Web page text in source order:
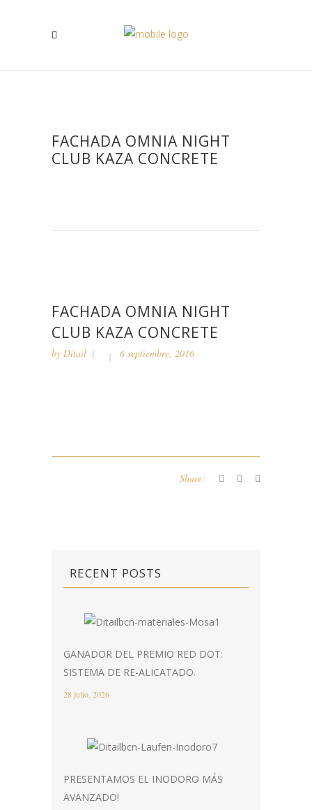
FACHADA OMNIA NIGHT
CLUB KAZA CONCRETE
FACHADA OMNIA NIGHT
CLUB KAZA CONCRETE
by Ditail 6 septiembre, 2016
Share:
RECENT POSTS
GANADOR DEL PREMIO RED DOT:
SISTEMA DE RE-ALICATADO.
28 julio, 2026
PRESENTAMOS EL INODORO MÁS
AVANZADO!